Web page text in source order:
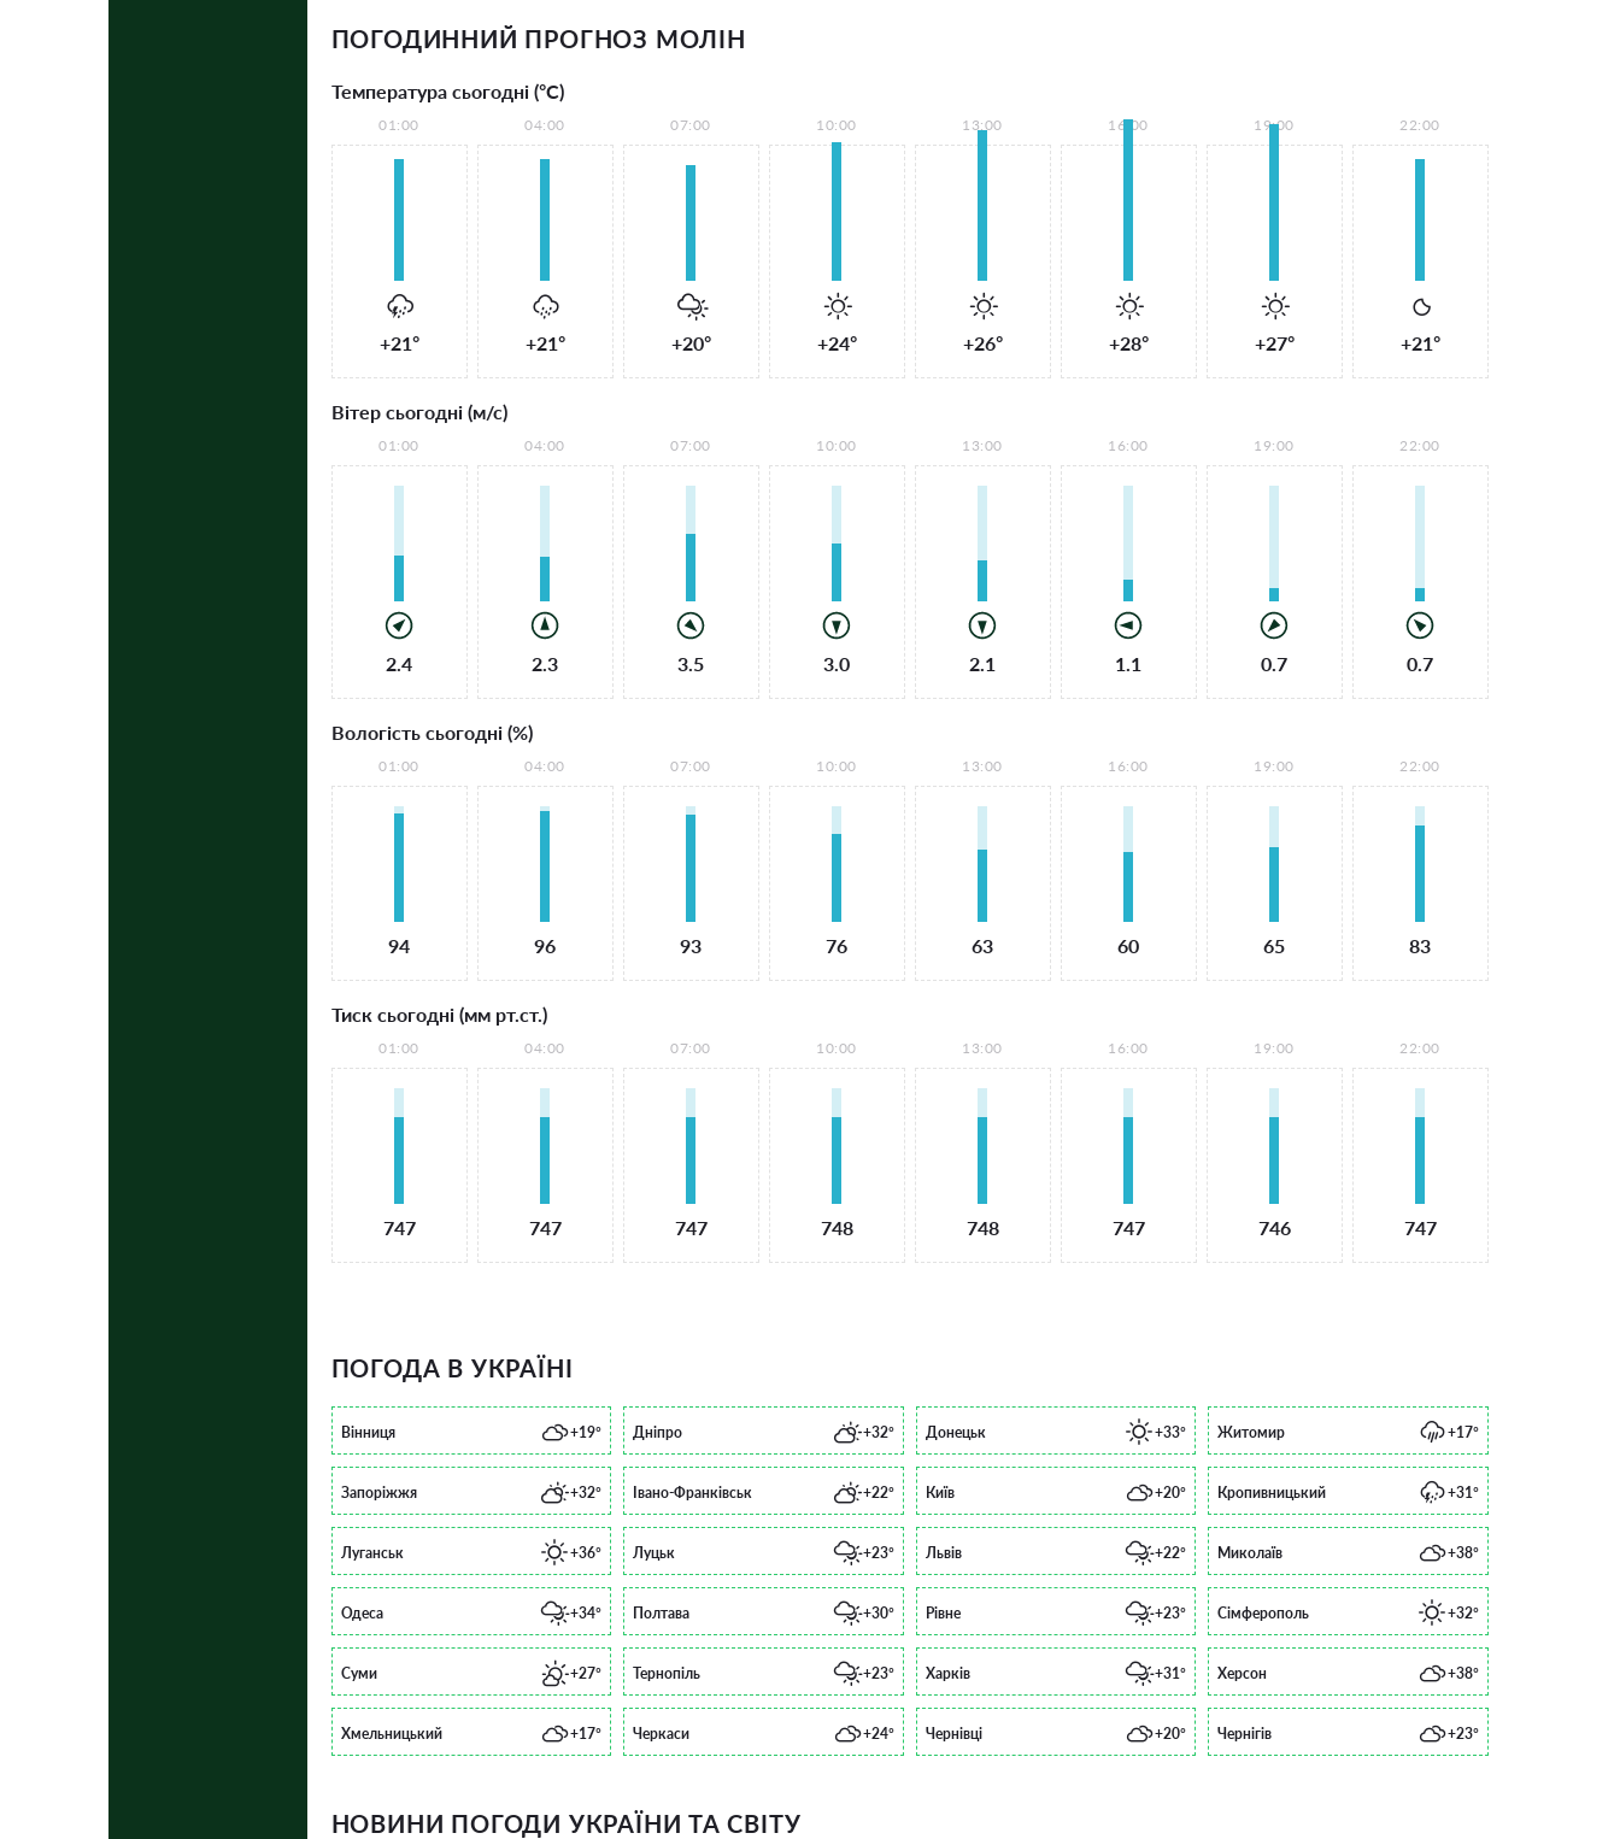
ПОГОДИННИЙ ПРОГНОЗ МОЛІН
Температура сьогодні (°С)
01:00
+21°
04:00
+21°
07:00
+20°
10:00
+24°
13:00
+26°
16:00
+28°
19:00
+27°
22:00
+21°
Вітер сьогодні (м/с)
01:00
2.4
04:00
2.3
07:00
3.5
10:00
3.0
13:00
2.1
16:00
1.1
19:00
0.7
22:00
0.7
Вологість сьогодні (%)
01:00
94
04:00
96
07:00
93
10:00
76
13:00
63
16:00
60
19:00
65
22:00
83
Тиск сьогодні (мм рт.ст.)
01:00
747
04:00
747
07:00
747
10:00
748
13:00
748
16:00
747
19:00
746
22:00
747
ПОГОДА В УКРАЇНІ
Вінниця +19° Дніпро +32° Донецьк +33° Житомир +17°
Запоріжжя +32° Івано-Франківськ +22° Київ +20° Кропивницький +31°
Луганськ +36° Луцьк +23° Львів +22° Миколаїв +38°
Одеса +34° Полтава +30° Рівне +23° Сімферополь +32°
Суми +27° Тернопіль +23° Харків +31° Херсон +38°
Хмельницький +17° Черкаси +24° Чернівці +20° Чернігів +23°
НОВИНИ ПОГОДИ УКРАЇНИ ТА СВІТУ